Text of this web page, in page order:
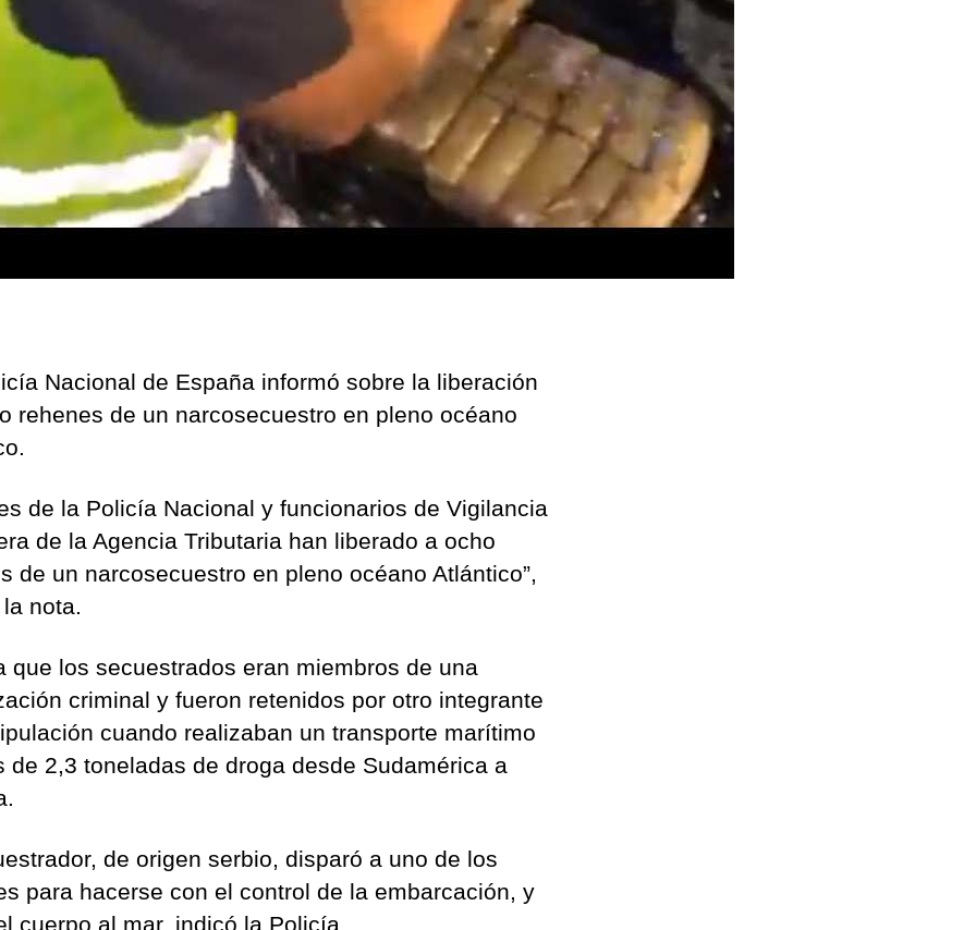
Nacional de España informó sobre la liberación
rehenes de un narcosecuestro en pleno océano
de la Policía Nacional y funcionarios de Vigilancia
de la Agencia Tributaria han liberado a ocho
de un narcosecuestro en pleno océano Atlántico”,
nota.
que los secuestrados eran miembros de una
criminal y fueron retenidos por otro integrante
cuando realizaban un transporte marítimo
de 2,3 toneladas de droga desde Sudamérica a
de origen serbio, disparó a uno de los
para hacerse con el control de la embarcación, y
cuerpo al mar, indicó la Policía.